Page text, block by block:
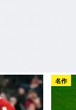
名作